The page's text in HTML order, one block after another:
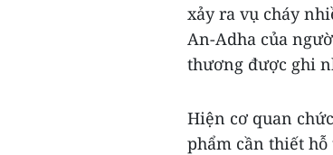
xảy ra vụ cháy
An-Adha của
thương được ghi
Hiện cơ quan
phẩm cần thiết